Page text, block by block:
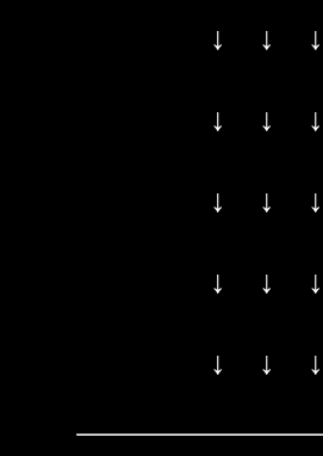
↓ ↓ ↓
↓ ↓ ↓
↓ ↓ ↓
↓ ↓ ↓
↓ ↓ ↓